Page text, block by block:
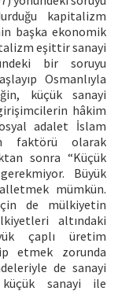
kapitalizm
başka ekonomik
eşittir sanayi
bir soruyu
Osmanlıyla
küçük sanayi
hâkim
adalet İslam
faktörü olarak
sonra “Küçük
Büyük
mümkün.
de mülkiyetin
altındaki
çaplı üretim
etmek zorunda
de sanayi
sanayi ile